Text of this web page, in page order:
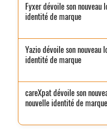
Fyxer dévoile son nouveau
identité de marque
Yazio dévoile son nouveau
identité de marque
careXpat dévoile son
nouvelle identité de marque